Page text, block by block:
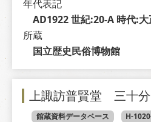
年代表記
AD1922 世紀:20-A 時代:
所蔵
国立歴史民俗博物館
上諏訪普賢堂 三十分
館蔵資料データベース
H-